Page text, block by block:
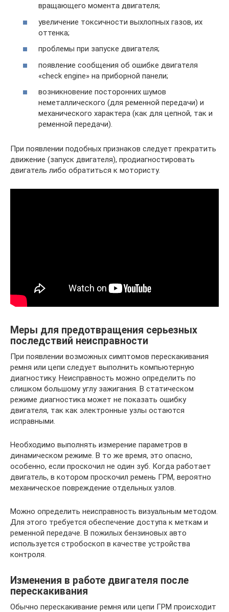
вращающего момента двигателя;
увеличение токсичности выхлопных газов, их
оттенка;
проблемы при запуске двигателя;
появление сообщения об ошибке двигателя
«check engine» на приборной панели;
возникновение посторонних шумов
неметаллического (для ременной передачи) и
механического характера (как для цепной, так и
ременной передачи).
При появлении подобных признаков следует прекратить
движение (запуск двигателя), продиагностировать
двигатель либо обратиться к мотористу.
Меры для предотвращения серьезных
последствий неисправности
При появлении возможных симптомов перескакивания
ремня или цепи следует выполнить компьютерную
диагностику. Неисправность можно определить по
слишком большому углу зажигания. В статическом
режиме диагностика может не показать ошибку
двигателя, так как электронные узлы остаются
исправными.
Необходимо выполнять измерение параметров в
динамическом режиме. В то же время, это опасно,
особенно, если проскочил не один зуб. Когда работает
двигатель, в котором проскочил ремень ГРМ, вероятно
механическое повреждение отдельных узлов.
Можно определить неисправность визуальным методом.
Для этого требуется обеспечение доступа к меткам и
ременной передаче. В пожилых бензиновых авто
используется стробоскоп в качестве устройства
контроля.
Изменения в работе двигателя после
перескакивания
Обычно перескакивание ремня или цепи ГРМ происходит